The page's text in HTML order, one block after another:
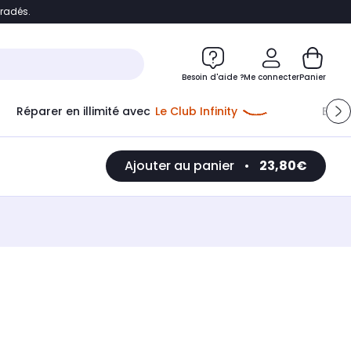
Accéder directement au chatbot
Besoin d'aide ?Me connecterPanier
Réparer en illimité avec Le Club Infinity
Ajouter au panier • 23,80€